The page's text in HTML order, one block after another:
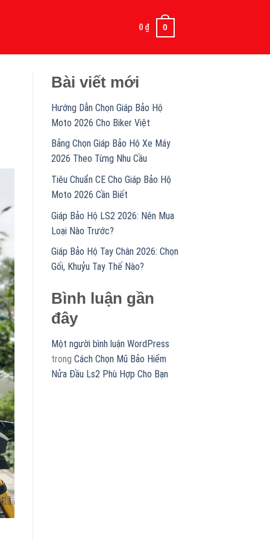
0 ₫ 0
Bài viết mới
Hướng Dẫn Chọn Giáp Bảo Hộ
Moto 2026 Cho Biker Việt
Bảng Chọn Giáp Bảo Hộ Xe Máy
2026 Theo Từng Nhu Cầu
Tiêu Chuẩn CE Cho Giáp Bảo Hộ
Moto 2026 Cần Biết
Giáp Bảo Hộ LS2 2026: Nên Mua
Loại Nào Trước?
Giáp Bảo Hộ Tay Chân 2026: Chọn
Gối, Khuỷu Tay Thế Nào?
Bình luận gần
đây
Một người bình luận WordPress
trong Cách Chọn Mũ Bảo Hiểm
Nửa Đầu Ls2 Phù Hợp Cho Bạn